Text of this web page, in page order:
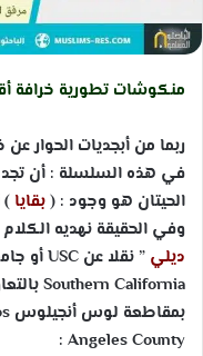
منكوشات تطورية خرافة
ربما من أبجديات الحوار
في هذه السلسلة : أن تجد
الحيتان هو وجود : (بقايا )
وفي الحقيقة نهديه
ديلي ” نقلا عن USCأو
Southern California
بمقاطعة لوس أنجيلوس
Angeles County
: